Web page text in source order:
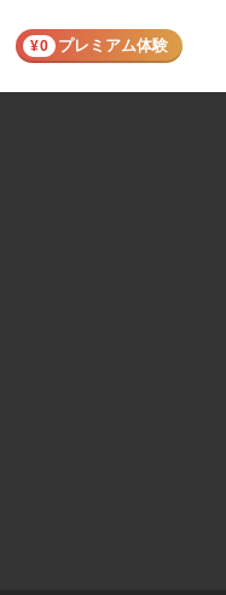
¥0 プレミアム体験